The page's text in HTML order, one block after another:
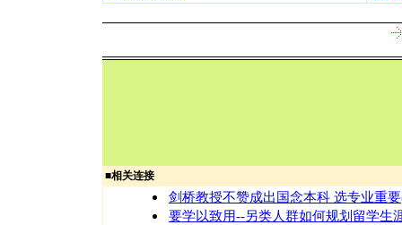
■相关连接
剑桥教授不赞成出国念本科 选专业重要
要学以致用--另类人群如何规划留学生